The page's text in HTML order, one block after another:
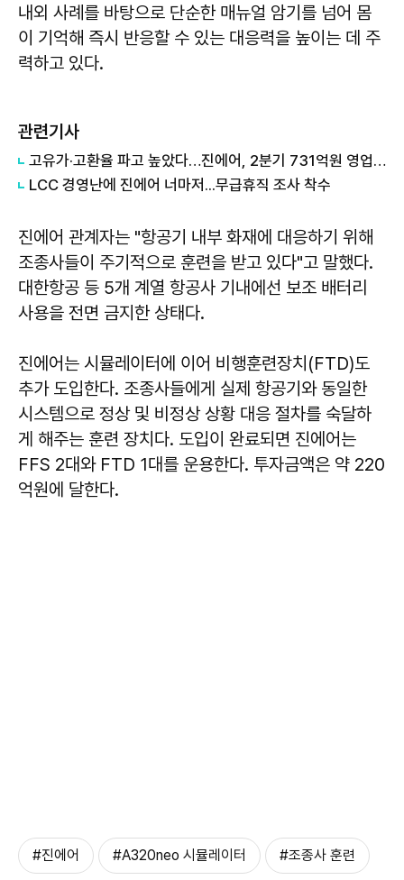
내외 사례를 바탕으로 단순한 매뉴얼 암기를 넘어 몸
이 기억해 즉시 반응할 수 있는 대응력을 높이는 데 주
력하고 있다.
관련기사
고유가·고환율 파고 높았다…진에어, 2분기 731억원 영업적자
LCC 경영난에 진에어 너마저...무급휴직 조사 착수
진에어 관계자는 "항공기 내부 화재에 대응하기 위해
조종사들이 주기적으로 훈련을 받고 있다"고 말했다.
대한항공 등 5개 계열 항공사 기내에선 보조 배터리
사용을 전면 금지한 상태다.
진에어는 시뮬레이터에 이어 비행훈련장치(FTD)도
추가 도입한다. 조종사들에게 실제 항공기와 동일한
시스템으로 정상 및 비정상 상황 대응 절차를 숙달하
게 해주는 훈련 장치다. 도입이 완료되면 진에어는
FFS 2대와 FTD 1대를 운용한다. 투자금액은 약 220
억원에 달한다.
#진에어 #A320neo 시뮬레이터 #조종사 훈련